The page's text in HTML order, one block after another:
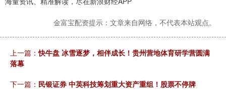
金富宝配资提示：文章来自网络，不代表本站观点。
上一篇：快牛盘 冰雪逐梦，相伴成长！贵州营地体育研学营圆满
落幕
下一篇： 民银证券 中英科技筹划重大资产重组！股票不停牌